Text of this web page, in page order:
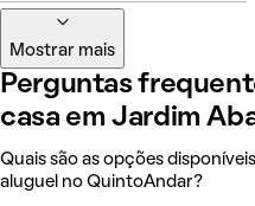
Mostrar mais
Perguntas
casa em Jardim
Quais são as opções
aluguel no QuintoAndar?